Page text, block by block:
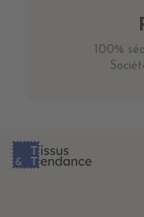
100%